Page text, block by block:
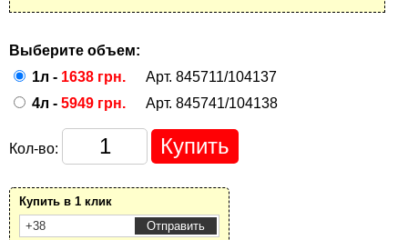
Выберите объем:
1л - 1638 грн.
Арт. 845711/104137
4л - 5949 грн. Арт. 845741/104138
Кол-во:
Купить в 1 клик